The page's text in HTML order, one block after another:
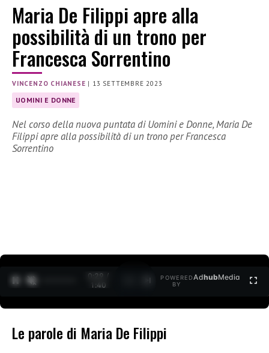
Maria De Filippi apre alla
possibilità di un trono per
Francesca Sorrentino
VINCENZO CHIANESE | 13 SETTEMBRE 2023
UOMINI E DONNE
Nel corso della nuova puntata di Uomini e Donne, Maria De
Filippi apre alla possibilità di un trono per Francesca
Sorrentino
0:30 /
1:40
POWERED
BY
AdhubMedia
Le parole di Maria De Filippi